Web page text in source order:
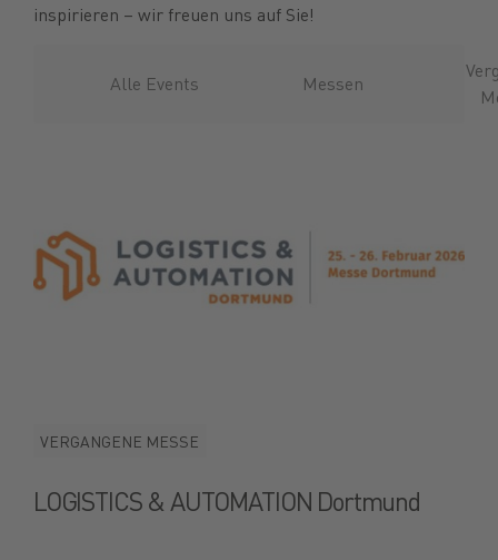
inspirieren – wir freuen uns auf Sie!
Alle Events Messen
VERGANGENE MESSE
LOGISTICS & AUTOMATION Dortmund